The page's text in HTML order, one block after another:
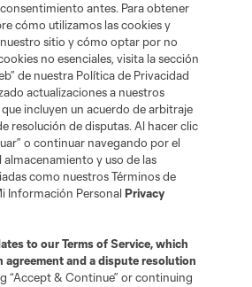
antes. Para obtener
cómo utilizamos las cookies y
sitio y cómo optar por no
no esenciales, visita la sección
de nuestra Política de Privacidad
actualizaciones a nuestros
incluyen un acuerdo de arbitraje
resolución de disputas. Al hacer clic
o continuar navegando por el
y uso de las
como nuestros Términos de
Información PersonalPrivacy
to ourTerms of Service, which
agreement and a dispute resolution
“Accept & Continue” or continuing